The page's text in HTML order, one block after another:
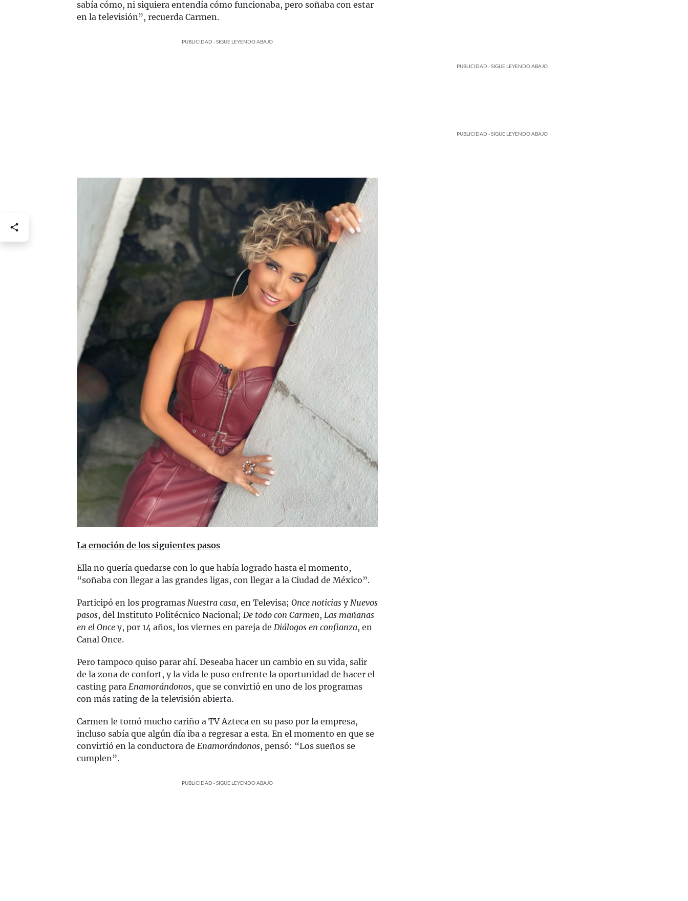
sabía cómo, ni siquiera entendía cómo funcionaba, pero soñaba con estar
en la televisión”, recuerda Carmen.
PUBLICIDAD - SIGUE LEYENDO ABAJO
La emoción de los siguientes pasos
Ella no quería quedarse con lo que había logrado hasta el momento,
“soñaba con llegar a las grandes ligas, con llegar a la Ciudad de México”.
Participó en los programas Nuestra casa, en Televisa; Once noticias y Nuevos
pasos, del Instituto Politécnico Nacional; De todo con Carmen, Las mañanas
en el Once y, por 14 años, los viernes en pareja de Diálogos en confianza, en
Canal Once.
Pero tampoco quiso parar ahí. Deseaba hacer un cambio en su vida, salir
de la zona de confort, y la vida le puso enfrente la oportunidad de hacer el
casting para Enamorándonos, que se convirtió en uno de los programas
con más rating de la televisión abierta.
Carmen le tomó mucho cariño a TV Azteca en su paso por la empresa,
incluso sabía que algún día iba a regresar a esta. En el momento en que se
convirtió en la conductora de Enamorándonos, pensó: “Los sueños se
cumplen”.
PUBLICIDAD - SIGUE LEYENDO ABAJO
PUBLICIDAD - SIGUE LEYENDO ABAJO
PUBLICIDAD - SIGUE LEYENDO ABAJO